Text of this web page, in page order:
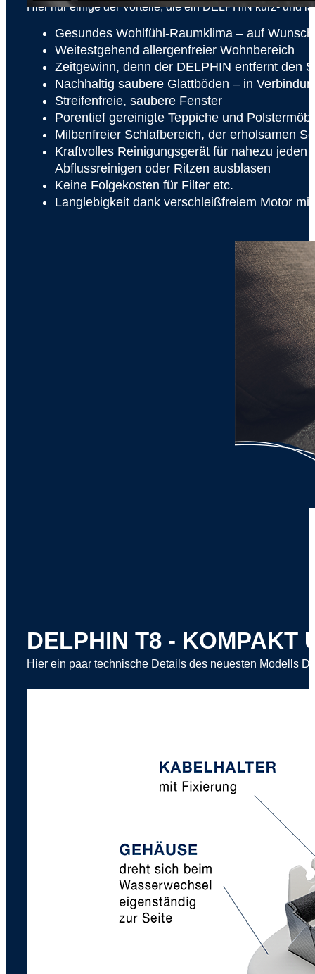
Hier nur einige der Vorteile, die ein DELPHIN kurz- und
Gesundes Wohlfühl-Raumklima – auf
Weitestgehend allergenfreier Wohnbereich
Zeitgewinn, denn der DELPHIN entfernt den
Nachhaltig saubere Glattböden – in
Streifenfreie, saubere Fenster
Porentief gereinigte Teppiche und
Milbenfreier Schlafbereich, der erholsamen
Kraftvolles Reinigungsgerät für nahezu
Abflussreinigen oder Ritzen ausblasen
Keine Folgekosten für Filter etc.
Langlebigkeit dank verschleißfreiem Motor
DELPHIN T8 - KOMPAKT
Hier ein paar technische Details des neuesten Modells